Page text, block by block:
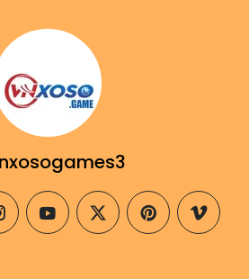
youtubetwitterpinterestvimeo